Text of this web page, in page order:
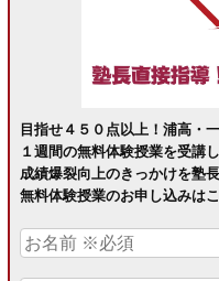
目指せ４５０点以上！浦高・
１週間の無料体験授業を受講し
成績爆裂向上のきっかけを塾
無料体験授業のお申し込みは